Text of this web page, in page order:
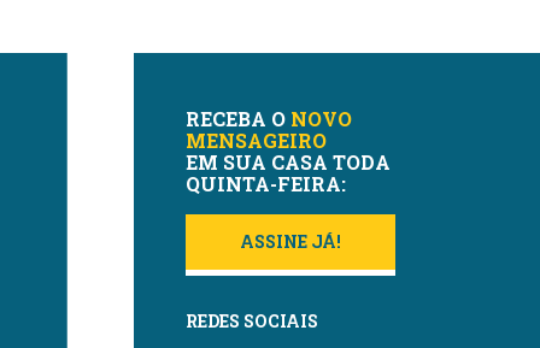
RECEBA O NOVO
MENSAGEIRO
EM SUA CASA TODA
QUINTA-FEIRA:
ASSINE JÁ!
REDES SOCIAIS